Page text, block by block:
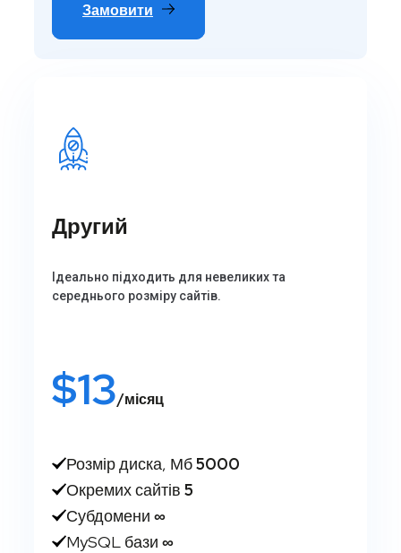
Замовити
Другий
Ідеально підходить для невеликих та
середнього розміру сайтів.
$13/місяц
Розмір диска, Мб5000
Окремих сайтів 5
Субдомени ∞
MySQL бази ∞